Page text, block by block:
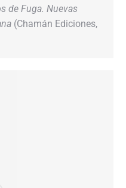
de Fuga. Nuevas
(Chamán Ediciones,